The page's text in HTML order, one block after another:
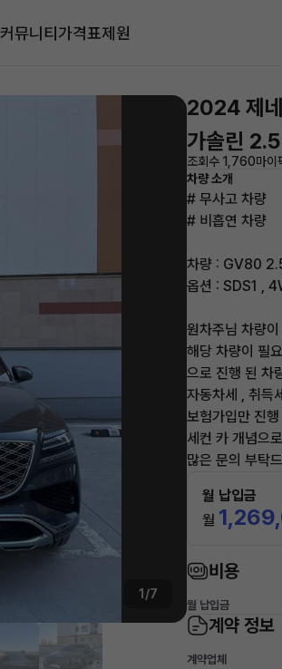
커뮤니티가격표제원
1/7
2024 제
가솔린
조회수 1,760마이
차량 소개
# 무사고 차량
# 비흡연 차량
차량 : GV80
옵션 : SDS1 ,
원차주님 차량
해당 차량이 필
으로 진행 된 차
자동차세 , 취득
보험가입만 진
세컨 카 개념으
많은 문의 부탁
월 납입금
월
비용
월 납입금
계약 정보
계약업체